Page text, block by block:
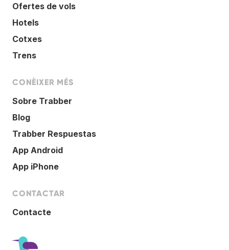
Ofertes de vols
Hotels
Cotxes
Trens
CONÈIXER MÉS
Sobre Trabber
Blog
Trabber Respuestas
App Android
App iPhone
CONTACTAR
Contacte